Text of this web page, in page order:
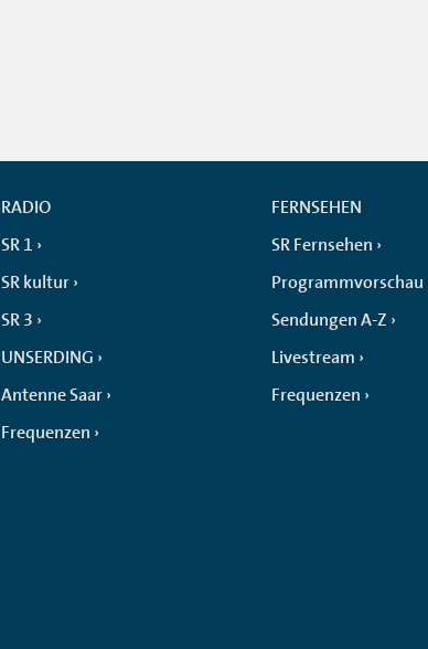
RADIO
SR 1
SR kultur
SR 3
UNSERDING
Antenne Saar
Frequenzen
FERNSEHEN
SR Fernsehen
Programmvorschau
Sendungen A-Z
Livestream
Frequenzen